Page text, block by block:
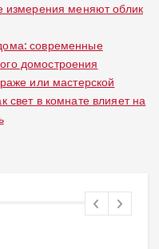
измерения меняют облик
современные
домостроения
или мастерской
свет в комнате влияет на